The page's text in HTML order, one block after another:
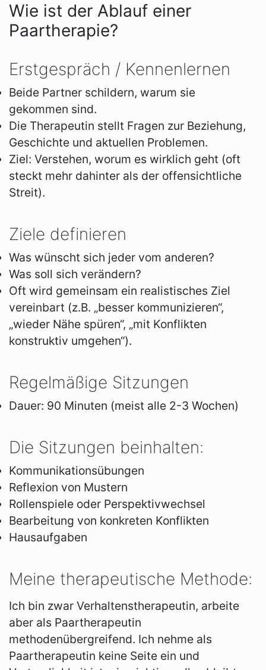
Wie ist der Ablauf einer
Paartherapie?
Erstgespräch / Kennenlernen
Beide Partner schildern, warum sie
gekommen sind.
Die Therapeutin stellt Fragen zur Beziehung,
Geschichte und aktuellen Problemen.
Ziel: Verstehen, worum es wirklich geht (oft
steckt mehr dahinter als der offensichtliche
Streit).
Ziele definieren
Was wünscht sich jeder vom anderen?
Was soll sich verändern?
Oft wird gemeinsam ein realistisches Ziel
vereinbart (z.B. „besser kommunizieren“,
„wieder Nähe spüren“, „mit Konflikten
konstruktiv umgehen“).
Regelmäßige Sitzungen
Dauer: 90 Minuten (meist alle 2-3 Wochen)
Die Sitzungen beinhalten:
Kommunikationsübungen
Reflexion von Mustern
Rollenspiele oder Perspektivwechsel
Bearbeitung von konkreten Konflikten
Hausaufgaben
Meine therapeutische Methode:
Ich bin zwar Verhaltenstherapeutin, arbeite
aber als Paartherapeutin
methodenübergreifend. Ich nehme als
Paartherapeutin keine Seite ein und